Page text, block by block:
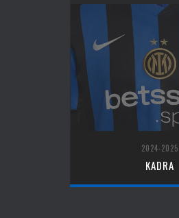
2024-2025
KADRA